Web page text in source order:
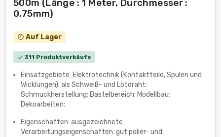
500m (Länge : 1 Meter, Durchmesser :
0.75mm)
error_outline Auf Lager
check 311 Produktverkäufe
Einsatzgebiete: Elektrotechnik (Kontaktteile, Spulen und
Wicklungen); als Schweiß- und Lötdraht;
Schmuckherstellung; Bastelbereich; Modellbau;
Dekoarbeiten;
Eigenschaften: ausgezeichnete
Verarbeitungseigenschaften: gut polier- und